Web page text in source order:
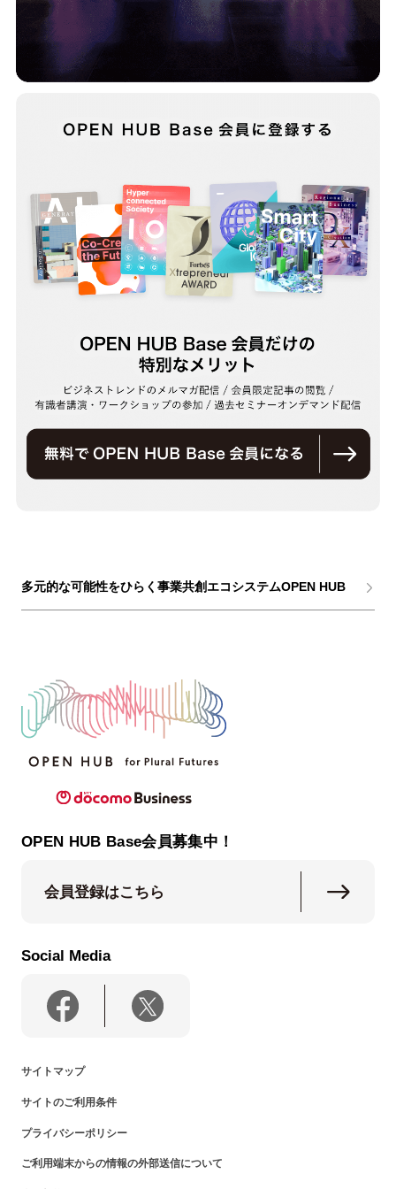
多元的な可能性をひらく事業共創エコシステムOPEN HUB
OPEN HUB Base会員募集中！
会員登録はこちら
Social Media
サイトマップ
サイトのご利用条件
プライバシーポリシー
ご利用端末からの情報の外部送信について